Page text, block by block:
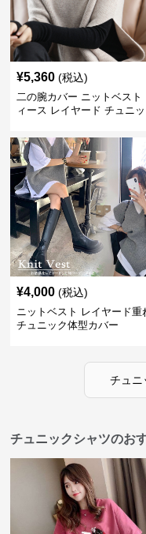
¥5,360 (税込)
二の腕カバー ニットベスト
ィース レイヤード チュニッ
¥4,000 (税込)
ニットベスト レイヤード重
チュニック体型カバー
チュニ
チュニックシャツのお